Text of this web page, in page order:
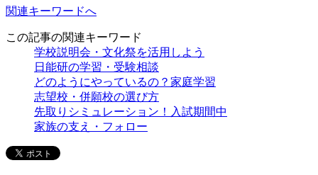
関連キーワードへ
この記事の関連キーワード
学校説明会・文化祭を活用しよう
日能研の学習・受験相談
どのようにやっているの？家庭学習
志望校・併願校の選び方
先取りシミュレーション！入試期間中
家族の支え・フォロー